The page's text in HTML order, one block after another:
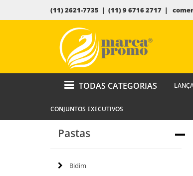
(11) 2621-7735 | (11) 9 6716 2717 |
TODAS CATEGORIAS
CONJUNTOS EXECUTIVOS
Pastas
Bidim